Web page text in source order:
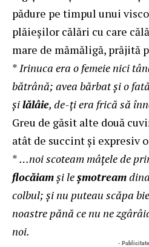
pădure pe timpul unui
plăieşilor călări cu care
mare de mămăligă, prăjită
* Irinuca era o femeie nici
bătrână; avea bărbat şi o fată
şilălâie, de-ţi era frică să
Greu de găsit alte două
atât de succint și expresiv
*…noi scoteam mâţele de
flocăiamşi leşmotream
colbul; şi nu puteau scăpa
noastre pănă ce nu ne
noi.
-